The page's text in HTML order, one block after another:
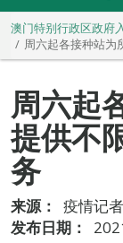
澳门特别行政区政府
周六起各接种站为
周六起
提供不
务
来源：
疫情记
发布日期：